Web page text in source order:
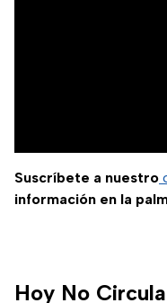
Suscríbete a nuestro
información en la
Hoy No